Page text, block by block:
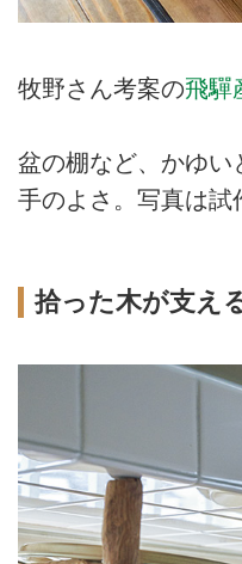
牧野さん考案の飛驒
盆の棚など、かゆい
手のよさ。写真は試
拾った木が支え